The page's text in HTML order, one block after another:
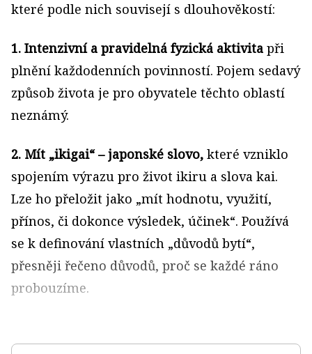
které podle nich souvisejí s dlouhověkostí:
1. Intenzivní a pravidelná fyzická aktivita při
plnění každodenních povinností. Pojem sedavý
způsob života je pro obyvatele těchto oblastí
neznámý.
2. Mít „ikigai“ – japonské slovo, které vzniklo
spojením výrazu pro život ikiru a slova kai.
Lze ho přeložit jako „mít hodnotu, využití,
přínos, či dokonce výsledek, účinek“. Používá
se k definování vlastních „důvodů bytí“,
přesněji řečeno důvodů, proč se každé ráno
probouzíme.